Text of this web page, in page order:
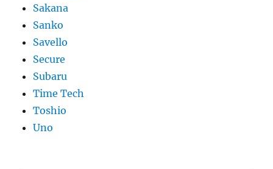
Sakana
Sanko
Savello
Secure
Subaru
Time Tech
Toshio
Uno